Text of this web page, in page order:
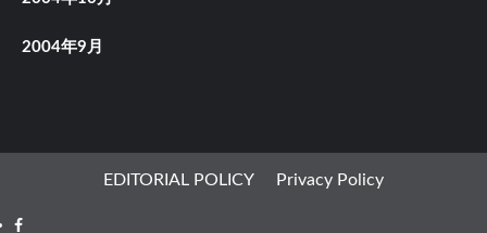
2004年9月
EDITORIAL POLICY Privacy Policy
Facebook